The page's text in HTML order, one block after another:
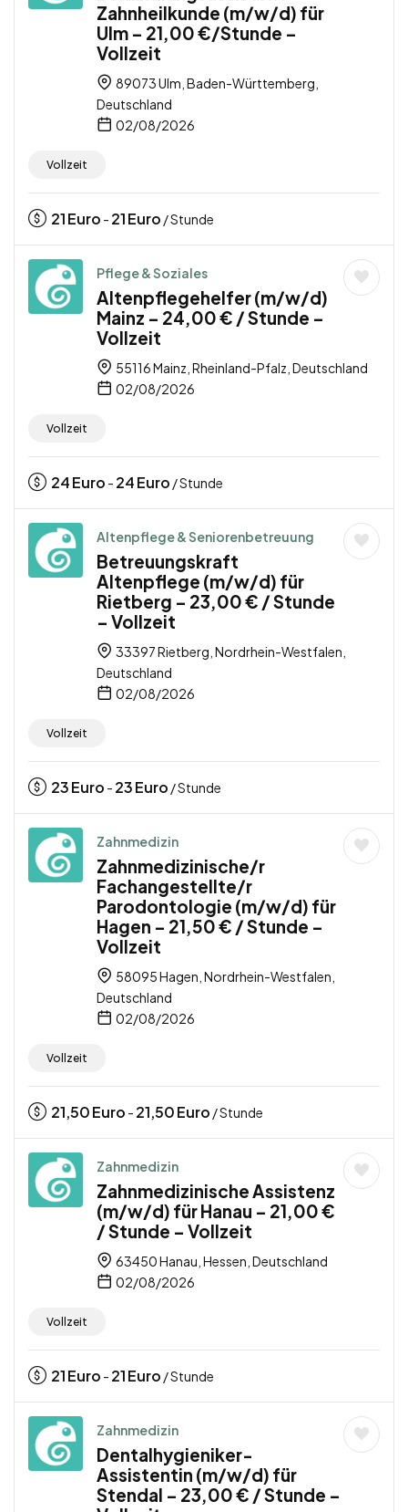
Zahnheilkunde (m/w/d) für
Ulm – 21,00 €/Stunde –
Vollzeit
89073 Ulm, Baden-Württemberg,
Deutschland
02/08/2026
Vollzeit
21Euro - 21Euro / Stunde
Pflege & Soziales
Altenpflegehelfer (m/w/d)
Mainz – 24,00 € / Stunde –
Vollzeit
55116 Mainz, Rheinland-Pfalz, Deutschland
02/08/2026
Vollzeit
24Euro - 24Euro / Stunde
Altenpflege & Seniorenbetreuung
Betreuungskraft
Altenpflege (m/w/d) für
Rietberg – 23,00 € / Stunde
– Vollzeit
33397 Rietberg, Nordrhein-Westfalen,
Deutschland
02/08/2026
Vollzeit
23Euro - 23Euro / Stunde
Zahnmedizin
Zahnmedizinische/r
Fachangestellte/r
Parodontologie (m/w/d) für
Hagen – 21,50 € / Stunde –
Vollzeit
58095 Hagen, Nordrhein-Westfalen,
Deutschland
02/08/2026
Vollzeit
21,50Euro - 21,50Euro / Stunde
Zahnmedizin
Zahnmedizinische Assistenz
(m/w/d) für Hanau – 21,00 €
/ Stunde – Vollzeit
63450 Hanau, Hessen, Deutschland
02/08/2026
Vollzeit
21Euro - 21Euro / Stunde
Zahnmedizin
Dentalhygieniker-
Assistentin (m/w/d) für
Stendal – 23,00 € / Stunde –